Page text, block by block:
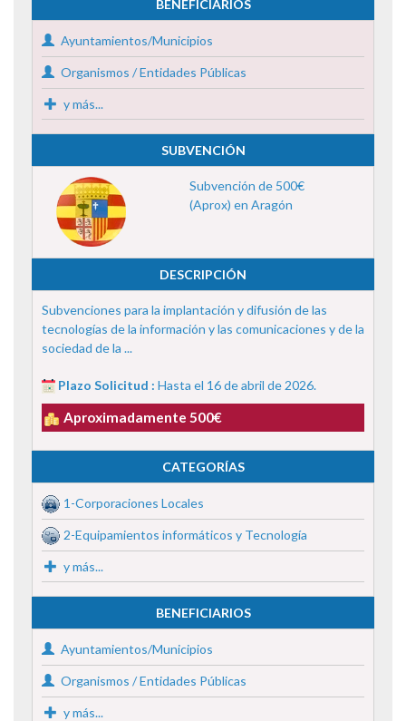
BENEFICIARIOS
Ayuntamientos/Municipios
Organismos / Entidades Públicas
y más...
SUBVENCIÓN
Subvención de 500€
(Aprox) en Aragón
DESCRIPCIÓN
Subvenciones para la implantación y difusión de las
tecnologías de la información y las comunicaciones y de la
sociedad de la ...
Plazo Solicitud : Hasta el 16 de abril de 2026.
Aproximadamente 500€
CATEGORÍAS
1-Corporaciones Locales
2-Equipamientos informáticos y Tecnología
y más...
BENEFICIARIOS
Ayuntamientos/Municipios
Organismos / Entidades Públicas
y más...